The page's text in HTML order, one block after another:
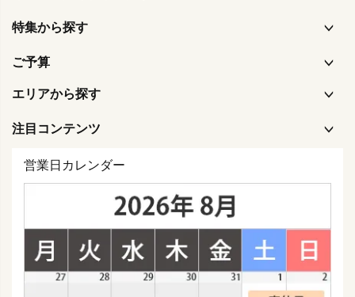
特集から探す
ご予算
エリアから探す
注目コンテンツ
営業日カレンダー